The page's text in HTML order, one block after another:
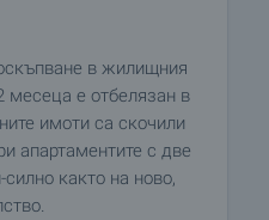
в жилищния
месеца е отбелязан в
имоти са скочили
апартаментите с две
както на ново,